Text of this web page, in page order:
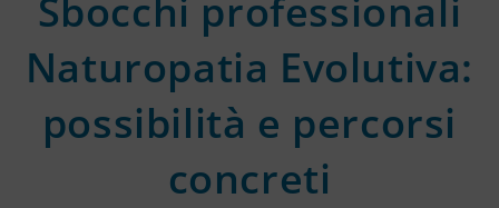
Sbocchi professionali
Naturopatia Evolutiva:
possibilità e percorsi
concreti